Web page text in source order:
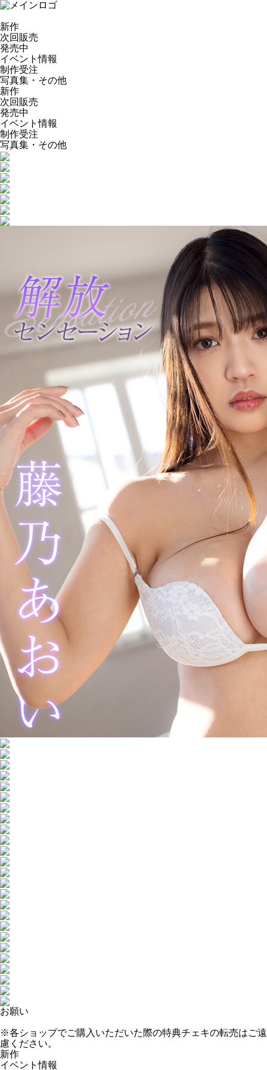
新作
次回販売
発売中
イベント情報
制作受注
写真集・その他
新作
次回販売
発売中
イベント情報
制作受注
写真集・その他
お願い
※各ショップでご購入いただいた際の特典チェキの転売はご遠
慮ください。
新作
イベント情報